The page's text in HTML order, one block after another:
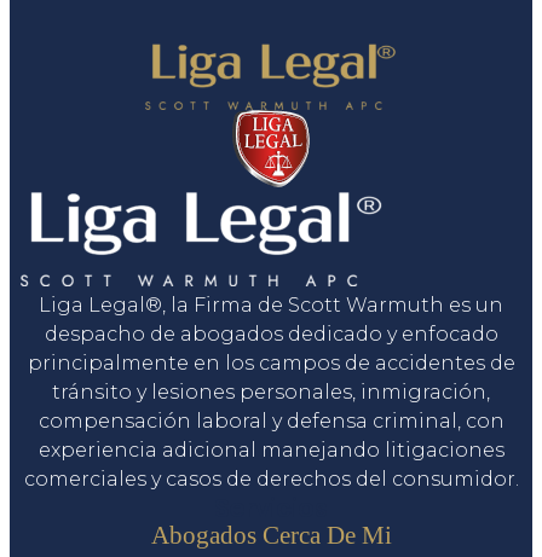
Liga Legal®, la Firma de Scott Warmuth es un
despacho de abogados dedicado y enfocado
principalmente en los campos de accidentes de
tránsito y lesiones personales, inmigración,
compensación laboral y defensa criminal, con
experiencia adicional manejando litigaciones
comerciales y casos de derechos del consumidor.
Abogados Cerca De Mi